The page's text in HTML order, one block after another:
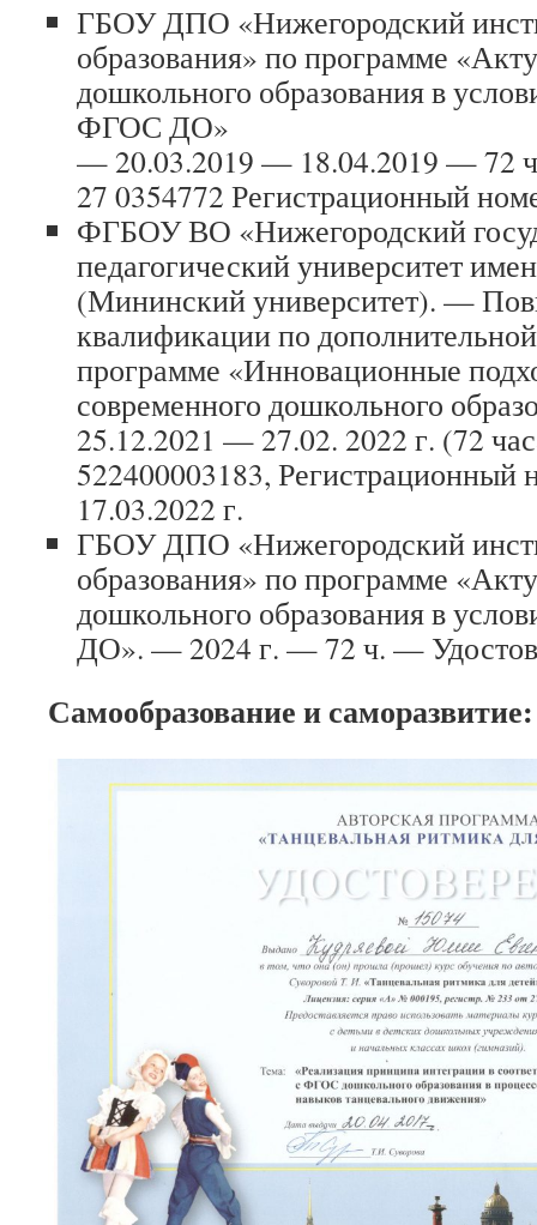
ГБОУ ДПО «Нижегородский
образования» по программе
дошкольного образования в
ФГОС ДО»
— 20.03.2019 — 18.04.2019 — 72
27 0354772 Регистрационный
ФГБОУ ВО «Нижегородский
педагогический университет
(Мининский университет). —
квалификации по
программе «Инновационные
современного дошкольного
25.12.2021 — 27.02. 2022 г. (72
522400003183, Регистрационный
17.03.2022 г.
ГБОУ ДПО «Нижегородский
образования» по программе
дошкольного образования в
ДО». — 2024 г. — 72 ч. —
Самообразование и саморазвитие: